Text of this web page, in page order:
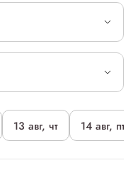
13 авг, чт 14 авг, пт